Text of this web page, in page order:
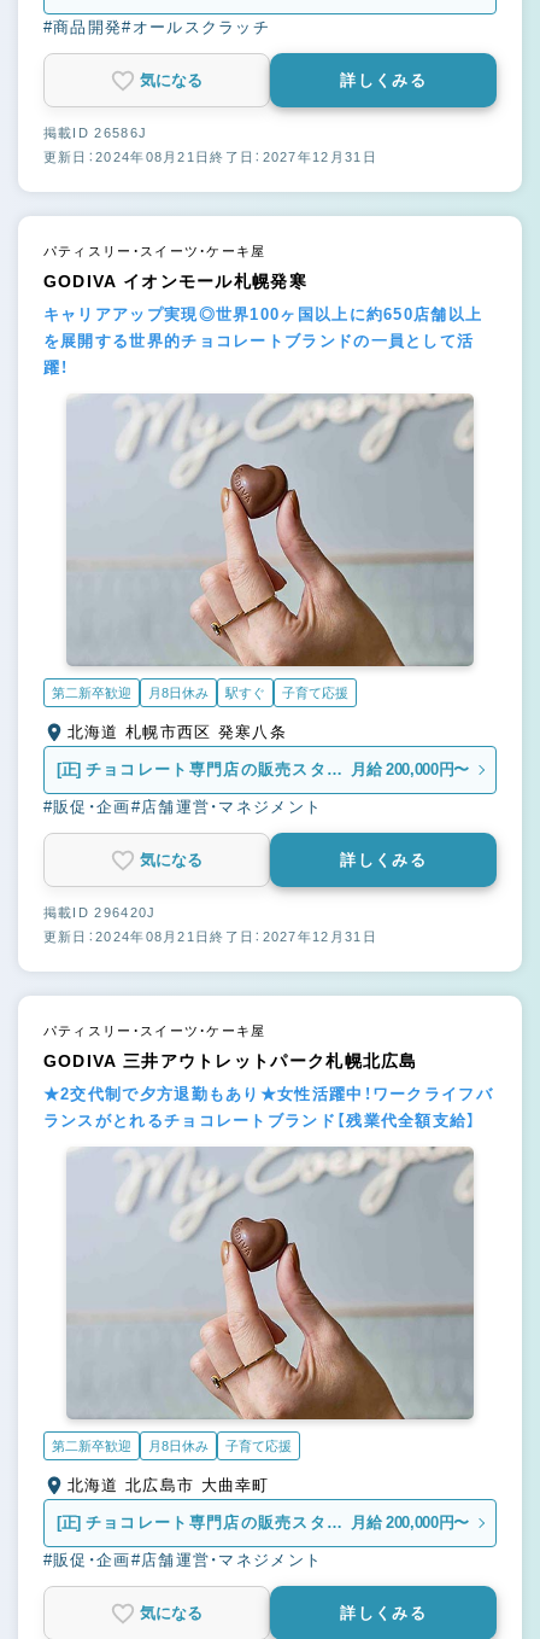
#商品開発#オールスクラッチ
気になる 詳しくみる
掲載ID 26586J
更新日：2024年08月21日終了日：2027年12月31日
パティスリー・スイーツ・ケーキ屋
GODIVA イオンモール札幌発寒
キャリアアップ実現◎世界100ヶ国以上に約650店舗以上
を展開する世界的チョコレートブランドの一員として活
躍！
第二新卒歓迎 月8日休み 駅すぐ 子育て応援
北海道 札幌市西区 発寒八条
[正] チョコレート専門店の販売スタッ
フ
月給 200,000円〜
#販促・企画#店舗運営・マネジメント
気になる 詳しくみる
掲載ID 296420J
更新日：2024年08月21日終了日：2027年12月31日
パティスリー・スイーツ・ケーキ屋
GODIVA 三井アウトレットパーク札幌北広島
★2交代制で夕方退勤もあり★女性活躍中！ワークライフバ
ランスがとれるチョコレートブランド【残業代全額支給】
第二新卒歓迎 月8日休み 子育て応援
北海道 北広島市 大曲幸町
[正] チョコレート専門店の販売スタッ
フ
月給 200,000円〜
#販促・企画#店舗運営・マネジメント
気になる 詳しくみる